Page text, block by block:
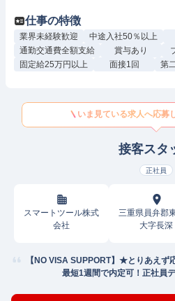
仕事の特徴
業界未経験歓迎 中途入社50％以上
通勤交通費全額支給
賞与あり
固定給25万円以上
面接1回 第
いま見ている求人へ応募
接客スタ
正社員
スマートツール株式
会社
三重県員弁郡
大字長深
【NO VISA SUPPORT】★とりあえず
最短1週間で内定可！正社員